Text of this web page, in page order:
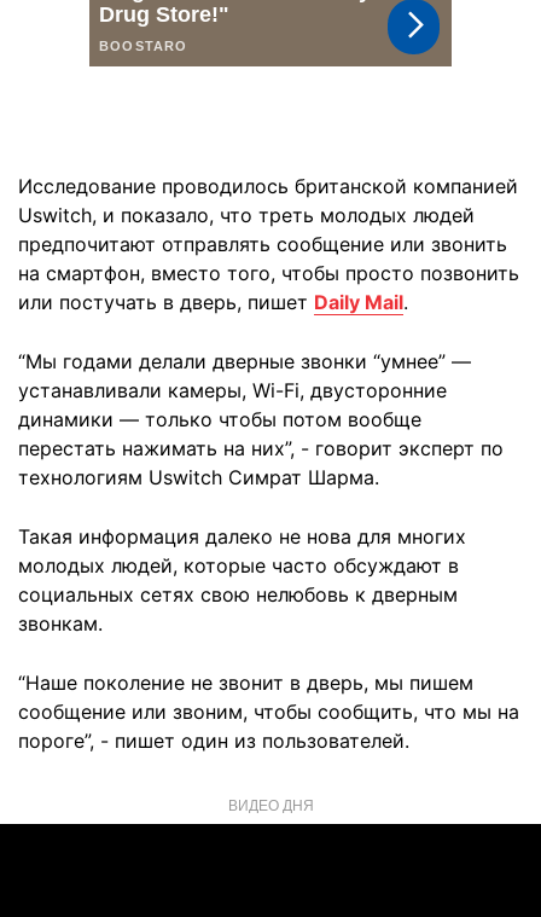
Исследование проводилось британской компанией
Uswitch, и показало, что треть молодых людей
предпочитают отправлять сообщение или звонить
на смартфон, вместо того, чтобы просто позвонить
или постучать в дверь, пишет Daily Mail.
“Мы годами делали дверные звонки “умнее” —
устанавливали камеры, Wi-Fi, двусторонние
динамики — только чтобы потом вообще
перестать нажимать на них”, - говорит эксперт по
технологиям Uswitch Симрат Шарма.
Такая информация далеко не нова для многих
молодых людей, которые часто обсуждают в
социальных сетях свою нелюбовь к дверным
звонкам.
“Наше поколение не звонит в дверь, мы пишем
сообщение или звоним, чтобы сообщить, что мы на
пороге”, - пишет один из пользователей.
ВИДЕО ДНЯ